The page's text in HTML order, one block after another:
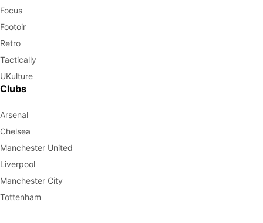
Focus
Footoir
Retro
Tactically
UKulture
Clubs
Arsenal
Chelsea
Manchester United
Liverpool
Manchester City
Tottenham